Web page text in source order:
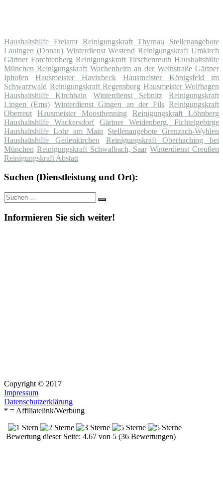
Haushaltshilfe Freiamt Reinigungskraft Thyrnau
Stellenangebote
Lauingen (Donau) Winterdienst Westend Reinigungskraft Umkirch
Gärtner Forchtenberg Reinigungskraft Tirschenreuth Haushaltshilfe
München Reinigungskraft Wachenheim an der Weinstraße Gärtner
Iphofen
Hausmeister Havixbeck
Hausmeister Königsfeld im
Schwarzwald Reinigungskraft Regensburg Hausmeister Wolfhagen
Haushaltshilfe Kirchhain
Winterdienst Sebnitz
Reinigungskraft
Lingen (Ems) Winterdienst Gingen an der Fils Reinigungskraft
Oberreut
Hausmeister Moosthenning
Reinigungskraft Löhnberg
Haushaltshilfe Wackersdorf
Gärtner Weidenberg, Fichtelgebirge
Haushaltshilfe Lohr am Main
Stellenangebote Grenzach-Wyhlen
Haushaltshilfe Geilenkirchen
Reinigungskraft Oberhaching bei
München Reinigungskraft Schwalbach, Saar Winterdienst Creußen
Reinigungskraft Abstatt
Suchen (Dienstleistung und Ort):
Suche
nach:
Suchen
Informieren Sie sich weiter!
Copyright © 2017
Impressum
Datenschutzerklärung
* = Affiliatelink/Werbung
Bewertung dieser Seite: 4.67 von 5 (36 Bewertungen)